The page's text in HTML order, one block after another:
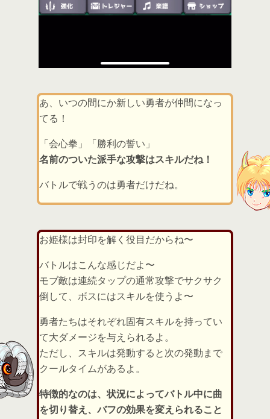
あ、いつの間にか新しい勇者が仲間になっ
てる！
「会心拳」「勝利の誓い」
名前のついた派手な攻撃はスキルだね！
バトルで戦うのは勇者だけだね。
お姫様は封印を解く役目だからね〜
バトルはこんな感じだよ〜
モブ敵は連続タップの通常攻撃でサクサク
倒して、ボスにはスキルを使うよ〜
勇者たちはそれぞれ固有スキルを持ってい
て大ダメージを与えられるよ。
ただし、スキルは発動すると次の発動まで
クールタイムがあるよ。
特徴的なのは、状況によってバトル中に曲
を切り替え、バフの効果を変えられること